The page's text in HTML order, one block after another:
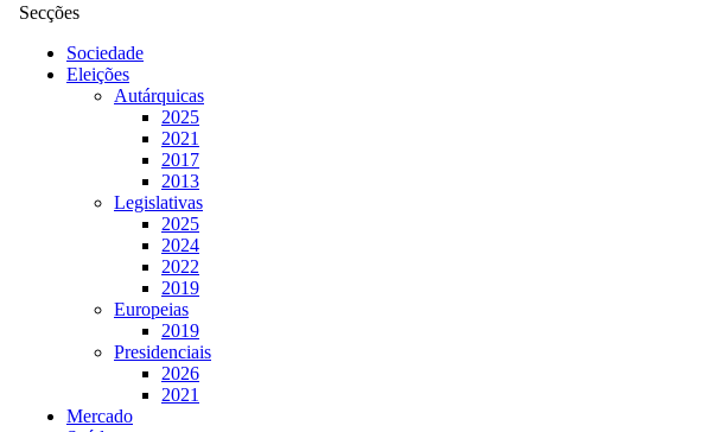
Secções
Sociedade
Eleições
Autárquicas
2025
2021
2017
2013
Legislativas
2025
2024
2022
2019
Europeias
2019
Presidenciais
2026
2021
Mercado